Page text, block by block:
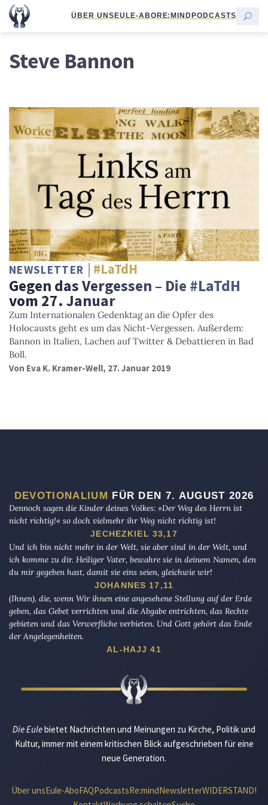
ÜBER UNSEULE-ABORE:MINDPODCASTS
Steve Bannon
NEWSLETTER #LaTdH
Gegen das Vergessen – Die #LaTdH
vom 27. Januar
Zum Internationalen Gedenktag an die Opfer des
Holocausts geht es um das Nicht-Vergessen. Außerdem:
Bannon in Italien, Lachen auf Twitter & Debattieren in Bad
Boll.
Von Eva K. Kramer-Well, 27. Januar 2019
DEVOTIONALIUM FÜR DEN 7. AUGUST 2026
Dennoch sagen die Kinder deines Volkes: »Der Weg des Herrn ist
nicht richtig!« so doch vielmehr ihr Weg nicht richtig ist!
JECHEZKIEL 33,17
Und ich bin nicht mehr in der Welt, sie aber sind in der Welt, und
ich komme zu dir. Heiliger Vater, bewahre sie in deinem Namen, den
du mir gegeben hast, damit sie eins seien, gleichwie wir!
JOHANNES 17,11
(Ihnen), die, wenn Wir ihnen eine angesehene Stellung auf der Erde
geben, das Gebet verrichten und die Abgabe entrichten, das Rechte
gebieten und das Verwerfliche verbieten. Und Gott gehört das Ende
der Angelegenheiten.
AL-HAJJ 41
Die Eulebietet Nachrichten und Meinungen zu Kirche, Politik und
Kultur, immer mit einem kritischen Blick aufgeschrieben für eine
neue Generation.
Über unsEule-AboFAQPodcastsRe:mindNewsletterWIDERSTAND!